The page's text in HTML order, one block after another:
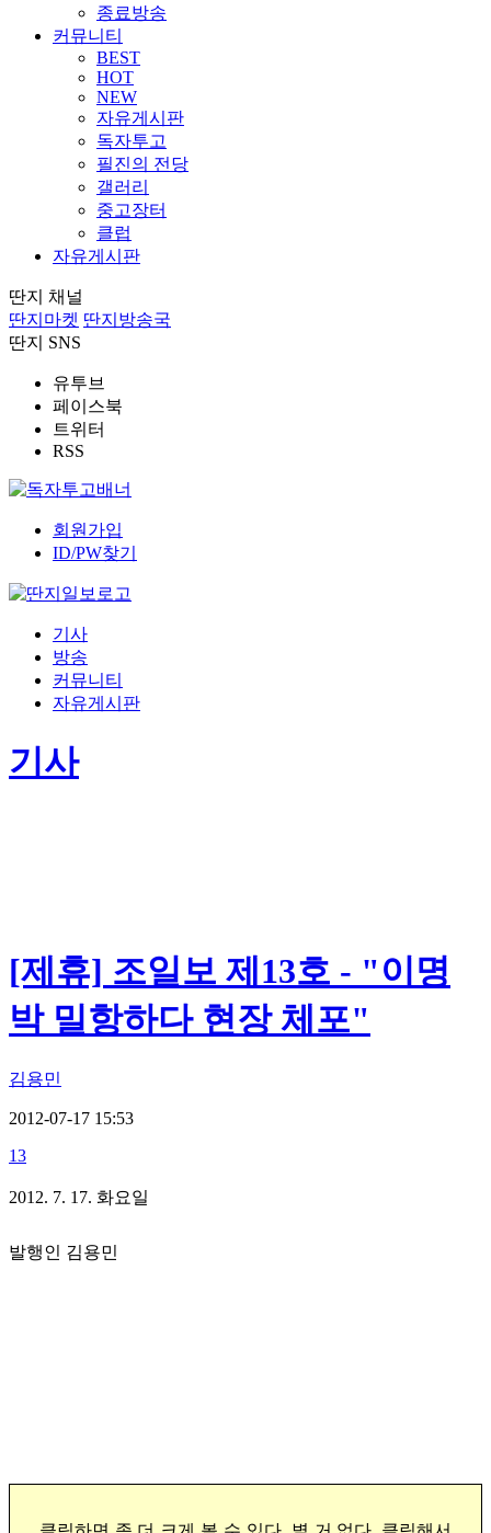
종료방송
커뮤니티
BEST
HOT
NEW
자유게시판
독자투고
필진의 전당
갤러리
중고장터
클럽
자유게시판
딴지 채널
딴지마켓 딴지방송국
딴지 SNS
유투브
페이스북
트위터
RSS
회원가입
ID/PW찾기
기사
방송
커뮤니티
자유게시판
기사
[제휴] 조일보 제13호 - "이명
박 밀항하다 현장 체포"
김용민
2012-07-17 15:53
13
2012. 7. 17. 화요일
발행인 김용민